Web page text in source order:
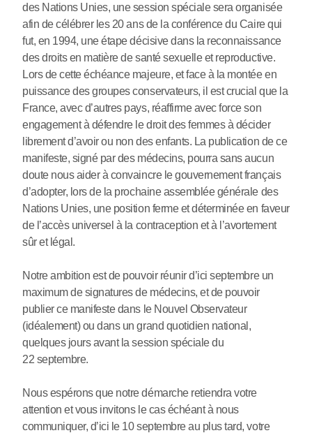
des Nations Unies, une session spéciale sera organisée
afin de célébrer les 20 ans de la conférence du Caire qui
fut, en 1994, une étape décisive dans la reconnaissance
des droits en matière de santé sexuelle et reproductive.
Lors de cette échéance majeure, et face à la montée en
puissance des groupes conservateurs, il est crucial que la
France, avec d’autres pays, réaffirme avec force son
engagement à défendre le droit des femmes à décider
librement d’avoir ou non des enfants. La publication de ce
manifeste, signé par des médecins, pourra sans aucun
doute nous aider à convaincre le gouvernement français
d’adopter, lors de la prochaine assemblée générale des
Nations Unies, une position ferme et déterminée en faveur
de l’accès universel à la contraception et à l’avortement
sûr et légal.
Notre ambition est de pouvoir réunir d’ici septembre un
maximum de signatures de médecins, et de pouvoir
publier ce manifeste dans le Nouvel Observateur
(idéalement) ou dans un grand quotidien national,
quelques jours avant la session spéciale du
22 septembre.
Nous espérons que notre démarche retiendra votre
attention et vous invitons le cas échéant à nous
communiquer, d’ici le 10 septembre au plus tard, votre